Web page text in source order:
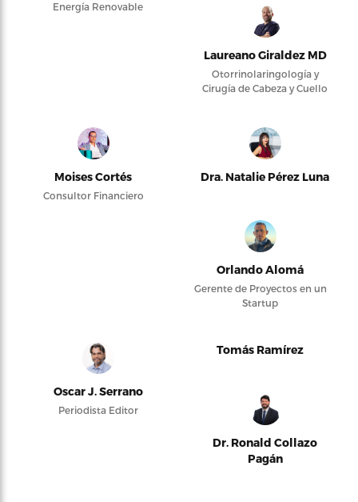
Energía Renovable
Laureano Giraldez MD
Otorrinolaringología y
Cirugía de Cabeza y Cuello
Moises Cortés
Consultor Financiero
Dra. Natalie Pérez Luna
Orlando Alomá
Gerente de Proyectos en un
Startup
Oscar J. Serrano
Periodista Editor
Tomás Ramírez
Dr. Ronald Collazo
Pagán